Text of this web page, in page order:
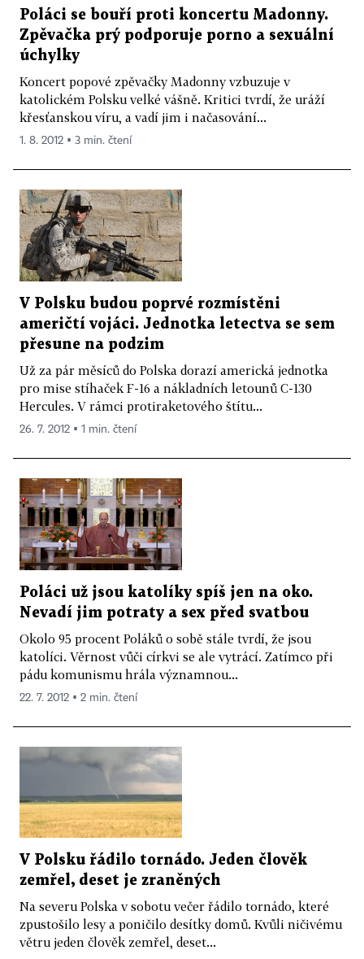
Poláci se bouří proti koncertu Madonny.
Zpěvačka prý podporuje porno a sexuální
úchylky
Koncert popové zpěvačky Madonny vzbuzuje v
katolickém Polsku velké vášně. Kritici tvrdí, že uráží
křesťanskou víru, a vadí jim i načasování...
1. 8. 2012 ▪ 3 min. čtení
V Polsku budou poprvé rozmístěni
američtí vojáci. Jednotka letectva se sem
přesune na podzim
Už za pár měsíců do Polska dorazí americká jednotka
pro mise stíhaček F-16 a nákladních letounů C-130
Hercules. V rámci protiraketového štítu...
26. 7. 2012 ▪ 1 min. čtení
Poláci už jsou katolíky spíš jen na oko.
Nevadí jim potraty a sex před svatbou
Okolo 95 procent Poláků o sobě stále tvrdí, že jsou
katolíci. Věrnost vůči církvi se ale vytrácí. Zatímco při
pádu komunismu hrála významnou...
22. 7. 2012 ▪ 2 min. čtení
V Polsku řádilo tornádo. Jeden člověk
zemřel, deset je zraněných
Na severu Polska v sobotu večer řádilo tornádo, které
zpustošilo lesy a poničilo desítky domů. Kvůli ničivému
větru jeden člověk zemřel, deset...